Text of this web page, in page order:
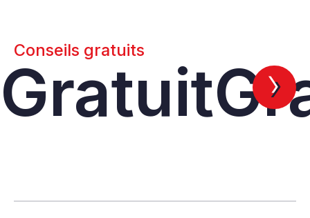
Conseils gratuits
Gratuit